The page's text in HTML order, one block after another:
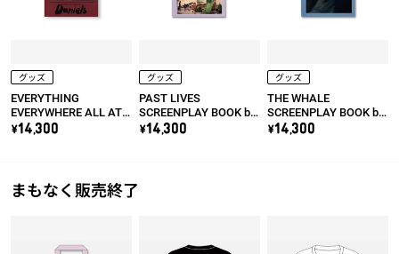
グッズ
EVERYTHING
EVERYWHERE ALL AT
ONCE SCREENPLAY
\14,300
グッズ
PAST LIVES
SCREENPLAY BOOK by
Celine Song
\14,300
グッズ
THE WHALE
SCREENPLAY BOOK by
Darren Aronofsky
\14,300
まもなく販売終了